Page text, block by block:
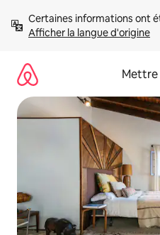
directement
Afficher la langue d'origine
Mettre